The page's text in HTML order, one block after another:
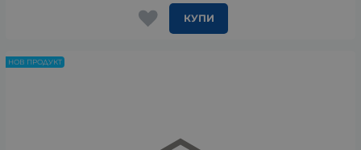
КУПИ
НОВ ПРОДУКТ